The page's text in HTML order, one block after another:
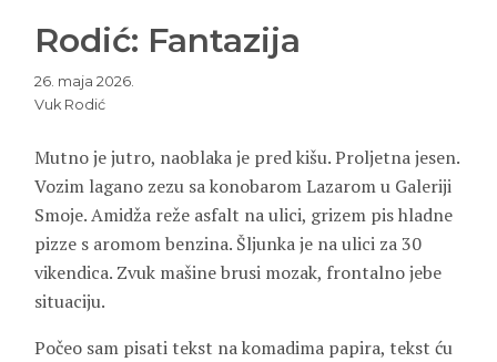
Rodić: Fantazija
26. maja 2026.
Vuk Rodić
Mutno je jutro, naoblaka je pred kišu. Proljetna jesen.
Vozim lagano zezu sa konobarom Lazarom u Galeriji
Smoje. Amidža reže asfalt na ulici, grizem pis hladne
pizze s aromom benzina. Šljunka je na ulici za 30
vikendica. Zvuk mašine brusi mozak, frontalno jebe
situaciju.
Počeo sam pisati tekst na komadima papira, tekst ću